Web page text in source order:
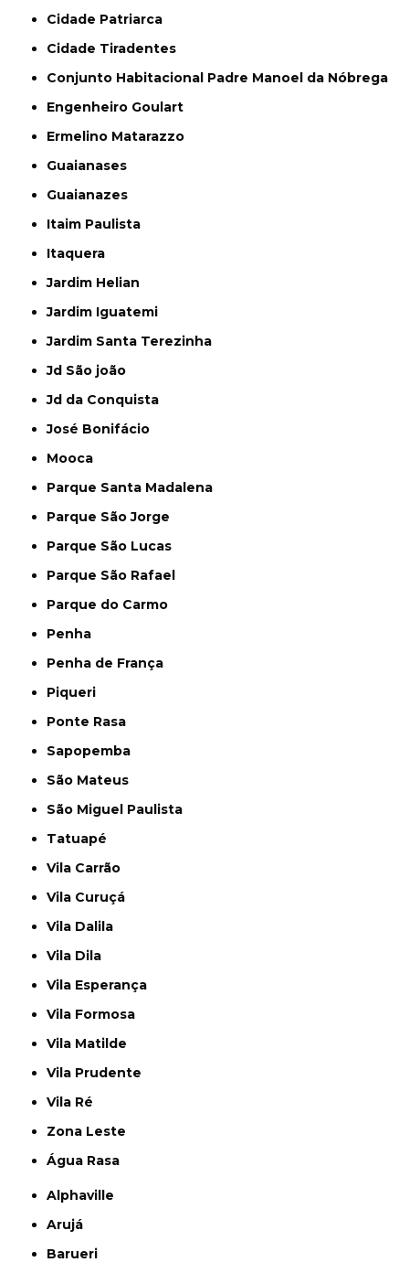
Cidade Patriarca
Cidade Tiradentes
Conjunto Habitacional Padre Manoel da Nóbrega
Engenheiro Goulart
Ermelino Matarazzo
Guaianases
Guaianazes
Itaim Paulista
Itaquera
Jardim Helian
Jardim Iguatemi
Jardim Santa Terezinha
Jd São joão
Jd da Conquista
José Bonifácio
Mooca
Parque Santa Madalena
Parque São Jorge
Parque São Lucas
Parque São Rafael
Parque do Carmo
Penha
Penha de França
Piqueri
Ponte Rasa
Sapopemba
São Mateus
São Miguel Paulista
Tatuapé
Vila Carrão
Vila Curuçá
Vila Dalila
Vila Dila
Vila Esperança
Vila Formosa
Vila Matilde
Vila Prudente
Vila Ré
Zona Leste
Água Rasa
Alphaville
Arujá
Barueri